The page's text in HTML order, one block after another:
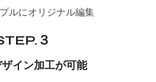
ルにオリジナル編集
３
イン加工が可能